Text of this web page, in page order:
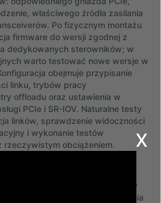
właściwego źródła zasilania
Po fizycznym montażu
firmware do wersji zgodnej z
dedykowanych sterowników; w
warto testować nowe wersje w
obejmuje przypisanie
linku, trybów pracy
offloadu oraz ustawienia w
PCIe i SR-IOV. Naturalne testy
linków, sprawdzenie widoczności
i wykonanie testów
rzeczywistym obciążeniem.
diagnostyczne
z kartami Emulex należą konflikty
firmware, błędne ustawienia
x